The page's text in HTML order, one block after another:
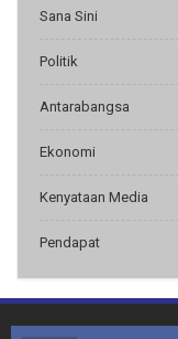
Sana Sini
Politik
Antarabangsa
Ekonomi
Kenyataan Media
Pendapat